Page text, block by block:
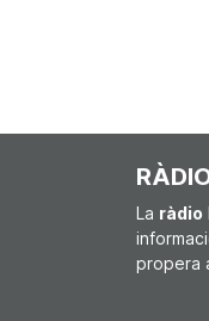
La ràdio
propera